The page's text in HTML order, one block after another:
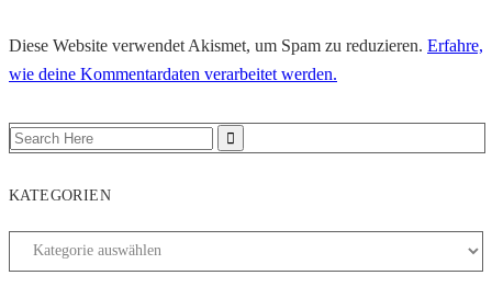
Diese Website verwendet Akismet, um Spam zu reduzieren. Erfahre,
wie deine Kommentardaten verarbeitet werden.
KATEGORIEN